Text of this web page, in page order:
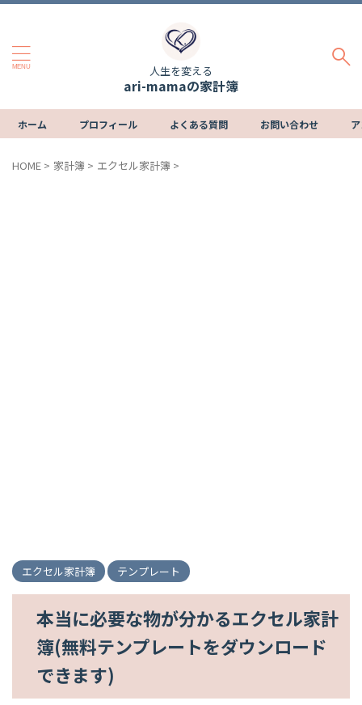
人生を変える
ari-mamaの家計簿
ホーム プロフィール よくある質問 お問い合わせ
HOME > 家計簿 > エクセル家計簿 >
エクセル家計簿 テンプレート
本当に必要な物が分かるエクセル家計
簿(無料テンプレートをダウンロード
できます)